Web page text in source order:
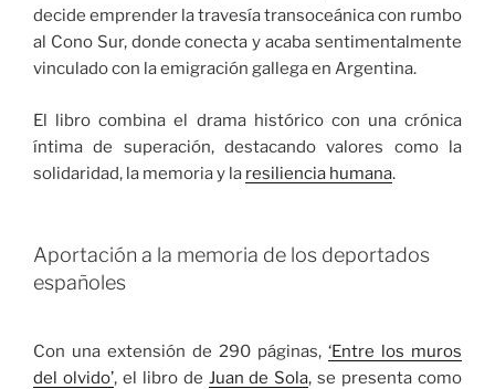
decide emprender la travesía transoceánica con rumbo
al Cono Sur, donde conecta y acaba sentimentalmente
vinculado con la emigración gallega en Argentina.
El libro combina el drama histórico con una crónica
íntima de superación, destacando valores como la
solidaridad, la memoria y la resiliencia humana.
Aportación a la memoria de los deportados
españoles
Con una extensión de 290 páginas, ‘Entre los muros
del olvido’, el libro de Juan de Sola, se presenta como